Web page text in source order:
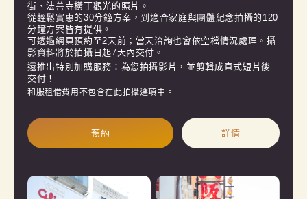
街、法善寺橫丁觀光的照片。
從輕鬆實惠的30分鐘方案，到適合家庭與團體紀念拍攝的120
分鐘方案皆有提供。
可透過網頁預約至2天前；當天洽詢也會依空檔情況處理。攝
影資料將於拍攝日起7天內交付。
還推出特別加購服務：為您拍攝影片，並剪輯成直式短片後
交付！
和服租借費用不包含在此拍攝選項中。
預約 詳情